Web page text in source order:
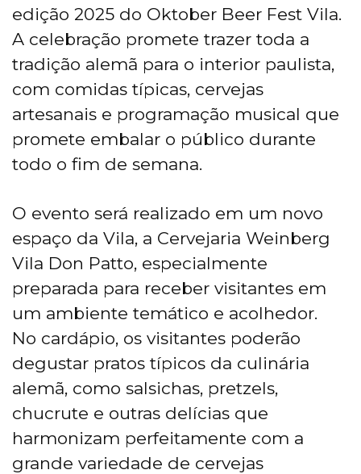
edição 2025 do Oktober Beer Fest Vila.
A celebração promete trazer toda a
tradição alemã para o interior paulista,
com comidas típicas, cervejas
artesanais e programação musical que
promete embalar o público durante
todo o fim de semana.
O evento será realizado em um novo
espaço da Vila, a Cervejaria Weinberg
Vila Don Patto, especialmente
preparada para receber visitantes em
um ambiente temático e acolhedor.
No cardápio, os visitantes poderão
degustar pratos típicos da culinária
alemã, como salsichas, pretzels,
chucrute e outras delícias que
harmonizam perfeitamente com a
grande variedade de cervejas